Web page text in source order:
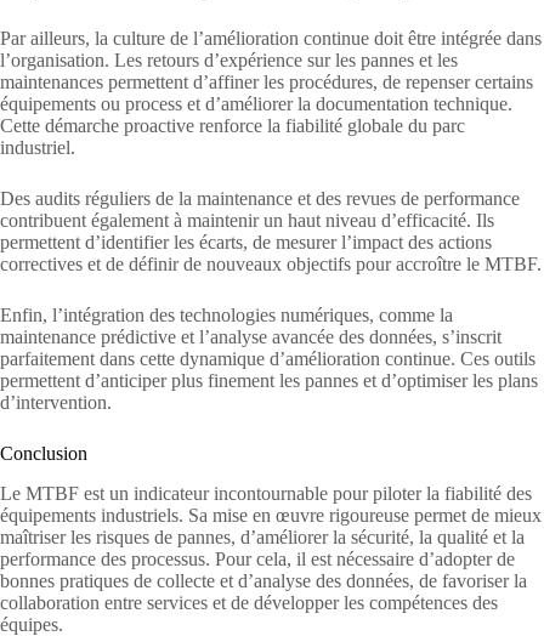
Par ailleurs, la culture de l’amélioration continue doit être intégrée dans
l’organisation. Les retours d’expérience sur les pannes et les
maintenances permettent d’affiner les procédures, de repenser certains
équipements ou process et d’améliorer la documentation technique.
Cette démarche proactive renforce la fiabilité globale du parc
industriel.
Des audits réguliers de la maintenance et des revues de performance
contribuent également à maintenir un haut niveau d’efficacité. Ils
permettent d’identifier les écarts, de mesurer l’impact des actions
correctives et de définir de nouveaux objectifs pour accroître le MTBF.
Enfin, l’intégration des technologies numériques, comme la
maintenance prédictive et l’analyse avancée des données, s’inscrit
parfaitement dans cette dynamique d’amélioration continue. Ces outils
permettent d’anticiper plus finement les pannes et d’optimiser les plans
d’intervention.
Conclusion
Le MTBF est un indicateur incontournable pour piloter la fiabilité des
équipements industriels. Sa mise en œuvre rigoureuse permet de mieux
maîtriser les risques de pannes, d’améliorer la sécurité, la qualité et la
performance des processus. Pour cela, il est nécessaire d’adopter de
bonnes pratiques de collecte et d’analyse des données, de favoriser la
collaboration entre services et de développer les compétences des
équipes.